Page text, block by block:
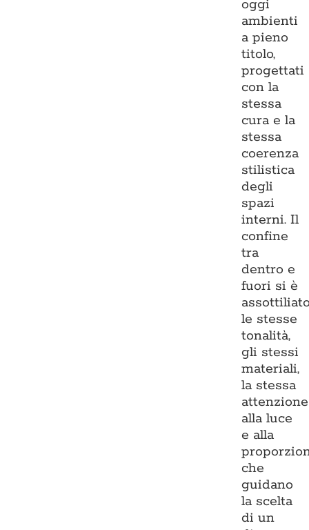
oggi
ambienti
a pieno
titolo,
progettati
con la
stessa
cura e la
stessa
coerenza
stilistica
degli
spazi
interni. Il
confine
tra
dentro e
fuori si è
le stesse
tonalità,
gli stessi
materiali,
la stessa
attenzione
alla luce
e alla
che
guidano
la scelta
di un